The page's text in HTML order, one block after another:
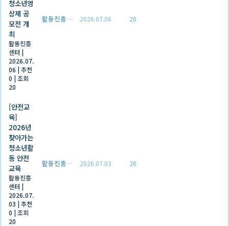
청소년영
상제 공
모전 개
최
활동진흥
센터 |
2026.07.
06 |추천
0 |조회
20
활동진흥센터 2026.07.06 20
[안전교
육]
2026년
찾아가는
청소년활
동 안전
교육
활동진흥
센터 |
2026.07.
03 |추천
0 |조회
20
활동진흥센터 2026.07.03 20